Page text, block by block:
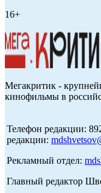
16+
Мегакритик -
кинофильмы в
Телефон редакции:
редакции:
Рекламный отдел:
Главный редактор